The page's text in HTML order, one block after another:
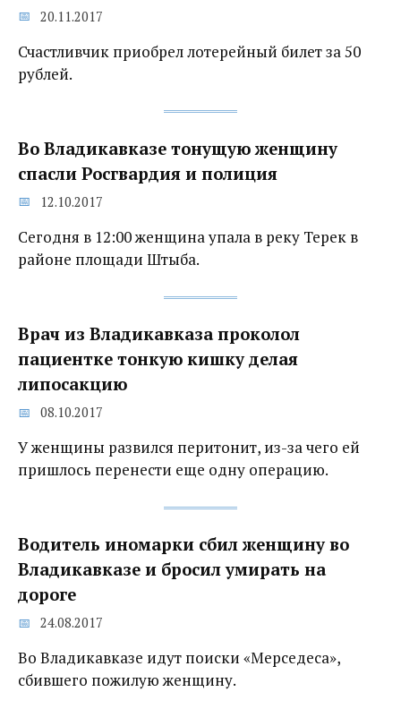
20.11.2017
Счастливчик приобрел лотерейный билет за 50
рублей.
Во Владикавказе‍ тонущую женщину
спасли Росгвардия и полиция
12.10.2017
Сегодня в 12:00 женщина упала в реку Терек в
районе площади Штыба.
Врач из Владикавказа проколол
пациентке тонкую кишку делая
липосакцию
08.10.2017
У женщины развился перитонит, из-за чего ей
пришлось перенести еще одну операцию.
Водитель иномарки сбил женщину во
Владикавказе и бросил умирать на
дороге
24.08.2017
Во Владикавказе идут поиски «Мерседеса»,
сбившего пожилую женщину.